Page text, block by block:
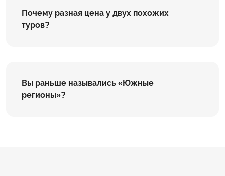
Почему разная цена у двух похожих
туров?
Вы раньше назывались «Южные
регионы»?